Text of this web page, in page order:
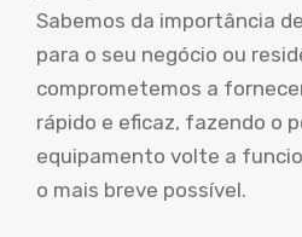
Sabemos da importância
para o seu negócio ou
comprometemos a
rápido e eficaz, fazendo o
equipamento volte a
o mais breve possível.